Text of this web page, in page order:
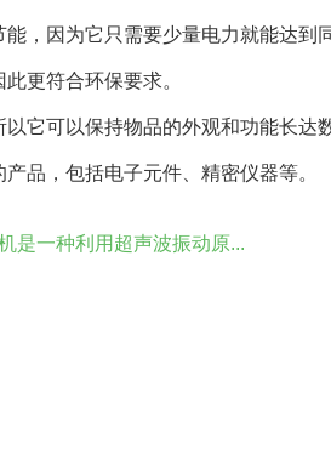
，因为它只需要少量电力就能达到
更符合环保要求。
它可以保持物品的外观和功能长达
品，包括电子元件、精密仪器等。
是一种利用超声波振动原...